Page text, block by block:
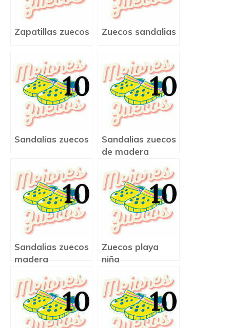
Zapatillas zuecos Zuecos sandalias
Sandalias zuecos
Sandalias zuecos
de madera
Sandalias zuecos
madera
Zuecos playa
niña